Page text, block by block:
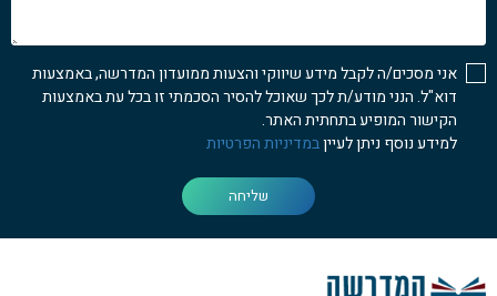
אני מסכים/ה לקבל מידע שיווקי והצעות ממועדון המדרשה, באמצעות
דוא"ל. הנני מודע/ת לכך שאוכל להסיר הסכמתי זו בכל עת באמצעות
הקישור המופיע בתחתית האתר.
למידע נוסף ניתן לעייןבמדיניות הפרטיות
שליחה